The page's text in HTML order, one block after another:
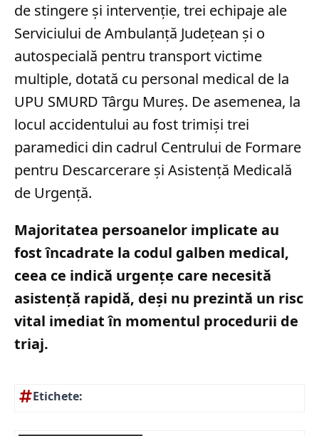
de stingere și intervenție, trei echipaje ale
Serviciului de Ambulanță Județean și o
autospecială pentru transport victime
multiple, dotată cu personal medical de la
UPU SMURD Târgu Mureș. De asemenea, la
locul accidentului au fost trimiși trei
paramedici din cadrul Centrului de Formare
pentru Descarcerare și Asistență Medicală
de Urgență.
Majoritatea persoanelor implicate au
fost încadrate la codul galben medical,
ceea ce indică urgențe care necesită
asistență rapidă, deși nu prezintă un risc
vital imediat în momentul procedurii de
triaj.
Etichete: